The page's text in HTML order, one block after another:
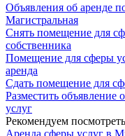
Объявления об аренде
Магистральная
Снять помещение для
собственника
Помещение для сферы
аренда
Сдать помещение для
Разместить объявление
услуг
Рекомендуем посмотреть
Аренда сферы услуг в